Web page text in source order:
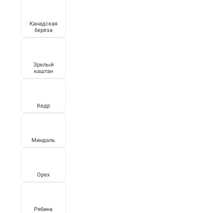
Канадская
берёза
Зрелый
каштан
Кедр
Миндаль
Орех
Рябина